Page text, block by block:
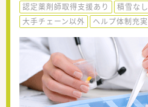
認定薬剤師取得支援あり
積雪なし
大手チェーン以外
ヘルプ体制充実